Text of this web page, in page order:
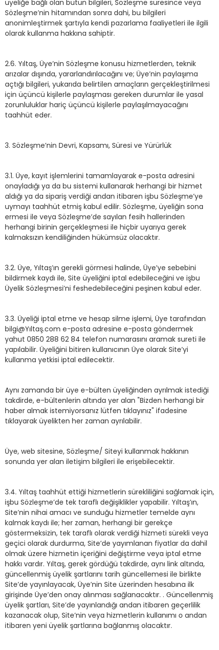
üyeliğe bağlı olan bütün bilgileri, Sözleşme süresince veya
Sözleşme’nin hitamından sonra dahi, bu bilgileri
anonimleştirmek şartıyla kendi pazarlama faaliyetleri ile ilgili
olarak kullanma hakkına sahiptir.
2.6. Yıltaş, Üye’nin Sözleşme konusu hizmetlerden, teknik
arızalar dışında, yararlandırılacağını ve; Üye’nin paylaşıma
açtığı bilgileri, yukarıda belirtilen amaçların gerçekleştirilmesi
için üçüncü kişilerle paylaşması gereken durumlar ile yasal
zorunluluklar hariç üçüncü kişilerle paylaşılmayacağını
taahhüt eder.
3. Sözleşme’nin Devri, Kapsamı, Süresi ve Yürürlük
3.1. Üye, kayıt işlemlerini tamamlayarak e-posta adresini
onayladığı ya da bu sistemi kullanarak herhangi bir hizmet
aldığı ya da sipariş verdiği andan itibaren işbu Sözleşme’ye
uymayı taahhüt etmiş kabul edilir. Sözleşme, üyeliğin sona
ermesi ile veya Sözleşme’de sayılan fesih hallerinden
herhangi birinin gerçekleşmesi ile hiçbir uyarıya gerek
kalmaksızın kendiliğinden hükümsüz olacaktır.
3.2. Üye, Yıltaş’ın gerekli görmesi halinde, Üye’ye sebebini
bildirmek kaydı ile, Site üyeliğini iptal edebileceğini ve işbu
Üyelik Sözleşmesi’ni feshedebileceğini peşinen kabul eder.
3.3. Üyeliği iptal etme ve hesap silme işlemi, Üye tarafından
bilgi@Yıltaş.com e-posta adresine e-posta göndermek
yahut 0850 288 62 84 telefon numarasını aramak sureti ile
yapılabilir. Üyeliğini bitiren kullanıcının Üye olarak Site’yi
kullanma yetkisi iptal edilecektir.
Aynı zamanda bir üye e-bülten üyeliğinden ayrılmak istediği
takdirde, e-bültenlerin altında yer alan "Bizden herhangi bir
haber almak istemiyorsanız lütfen tıklayınız" ifadesine
tıklayarak üyelikten her zaman ayrılabilir.
Üye, web sitesine, Sözleşme/ Siteyi kullanmak hakkının
sonunda yer alan iletişim bilgileri ile erişebilecektir.
3.4. Yıltaş taahhüt ettiği hizmetlerin sürekliliğini sağlamak için,
işbu Sözleşme’de tek taraflı değişiklikler yapabilir. Yıltaş’ın,
Site’nin nihai amacı ve sunduğu hizmetler temelde aynı
kalmak kaydı ile; her zaman, herhangi bir gerekçe
göstermeksizin, tek taraflı olarak verdiği hizmeti sürekli veya
geçici olarak durdurma, Site’de yayımlanan fiyatlar da dahil
olmak üzere hizmetin içeriğini değiştirme veya iptal etme
hakkı vardır. Yıltaş, gerek gördüğü takdirde, aynı link altında,
güncellenmiş üyelik şartlarını tarih güncellemesi ile birlikte
Site’de yayınlayacak, Üye’nin Site üzerinden hesabına ilk
girişinde Üye’den onay alınması sağlanacaktır. . Güncellenmiş
üyelik şartları, Site’de yayınlandığı andan itibaren geçerlilik
kazanacak olup, Site’nin veya hizmetlerin kullanımı o andan
itibaren yeni üyelik şartlarına bağlanmış olacaktır.